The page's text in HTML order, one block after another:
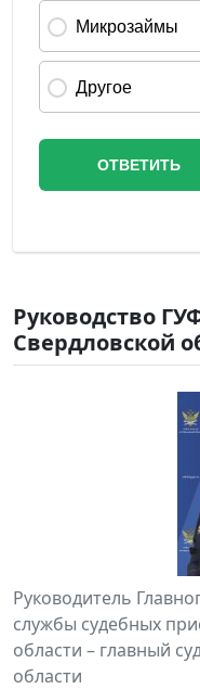
Руководство
Свердловской
Руководитель
службы судебных
области – главный
области